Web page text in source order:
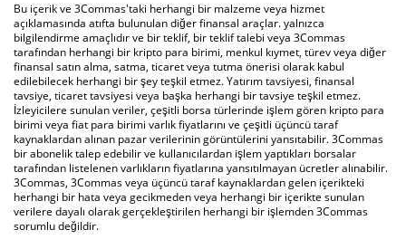
Bu içerik ve 3Commas'taki herhangi bir malzeme veya hizmet
açıklamasında atıfta bulunulan diğer finansal araçlar. yalnızca
bilgilendirme amaçlıdır ve bir teklif, bir teklif talebi veya 3Commas
tarafından herhangi bir kripto para birimi, menkul kıymet, türev veya diğer
finansal satın alma, satma, ticaret veya tutma önerisi olarak kabul
edilebilecek herhangi bir şey teşkil etmez. Yatırım tavsiyesi, finansal
tavsiye, ticaret tavsiyesi veya başka herhangi bir tavsiye teşkil etmez.
İzleyicilere sunulan veriler, çeşitli borsa türlerinde işlem gören kripto para
birimi veya fiat para birimi varlık fiyatlarını ve çeşitli üçüncü taraf
kaynaklardan alınan pazar verilerinin görüntülerini yansıtabilir. 3Commas
bir abonelik talep edebilir ve kullanıcılardan işlem yaptıkları borsalar
tarafından listelenen varlıkların fiyatlarına yansıtılmayan ücretler alınabilir.
3Commas, 3Commas veya üçüncü taraf kaynaklardan gelen içerikteki
herhangi bir hata veya gecikmeden veya herhangi bir içerikte sunulan
verilere dayalı olarak gerçekleştirilen herhangi bir işlemden 3Commas
sorumlu değildir.